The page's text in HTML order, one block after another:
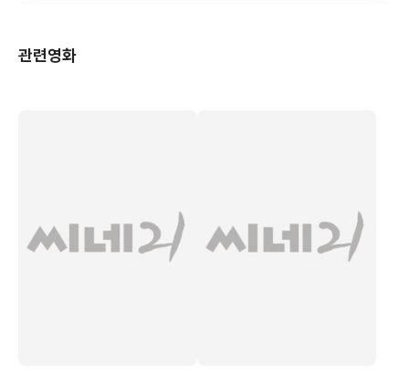
관련영화